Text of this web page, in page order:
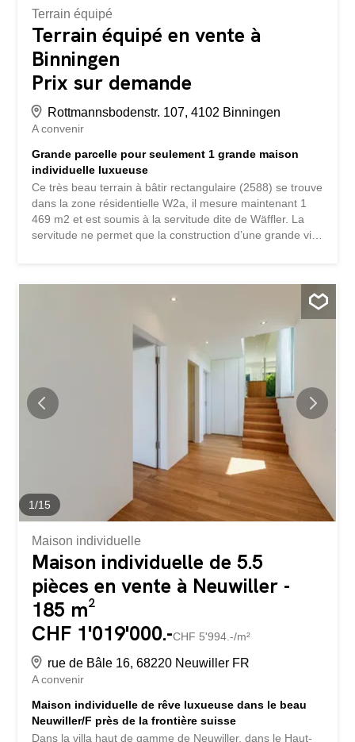
Terrain équipé
Terrain équipé en vente à
Binningen
Prix sur demande
Rottmannsbodenstr. 107, 4102 Binningen
A convenir
Grande parcelle pour seulement 1 grande maison
individuelle luxueuse
Ce très beau terrain à bâtir rectangulaire (2588) se trouve
dans la zone résidentielle W2a, il mesure maintenant 1
469 m2 et est soumis à la servitude dite de Wäffler. La
servitude ne permet que la construction d’une grande villa
environnement verdoyant, de vastes parcelles voisines et
d’une grande intimité, ce qui n’est plus si évident
aujourd’hui avec la construction dense. Le grand luxe est
que vous pouvez vivre dans un quartier très verdoyant
avec des maisons individuelles de plus de 1 000 m2 de
terrain, grâce à la servitude de Wäffler ou à cause de
celle-ci. Un double-logement nécessite une parcelle d’au
moins 1 600 m2. Vous êtes ainsi assuré de bénéficier
d’une intimité et d’un environnement verdoyant et
spacieux! La forme de la parcelle permet la construction
d’une maison très belle et spacieuse avec piscine et se
1/15
Maison individuelle
Maison individuelle de 5.5
pièces en vente à Neuwiller -
185 m²
CHF 1'019'000.-CHF 5'994.-/m²
rue de Bâle 16, 68220 Neuwiller FR
A convenir
Maison individuelle de rêve luxueuse dans le beau
Neuwiller/F près de la frontière suisse
Dans la villa haut de gamme de Neuwiller, dans le Haut-